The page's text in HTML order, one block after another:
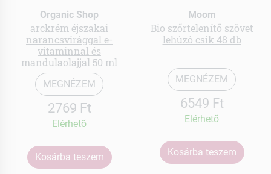
Organic Shop
arckrém éjszakai
narancsvirággal e-
vitaminnal és
mandulaolajjal 50 ml
MEGNÉZEM
2769 Ft
Elérhetõ
Kosárba teszem
Moom
Bio szőrtelenítő szövet
lehúzó csík 48 db
MEGNÉZEM
6549 Ft
Elérhetõ
Kosárba teszem